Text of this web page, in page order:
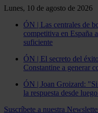
Lunes, 10 de agosto de 2026
ÓN | Las centrales de
competitiva en España
suficiente
ÓN | El secreto del
Constantine a generar
ÓN | Joan Groizard:
la respuesta desde
Suscríbete a nuestra